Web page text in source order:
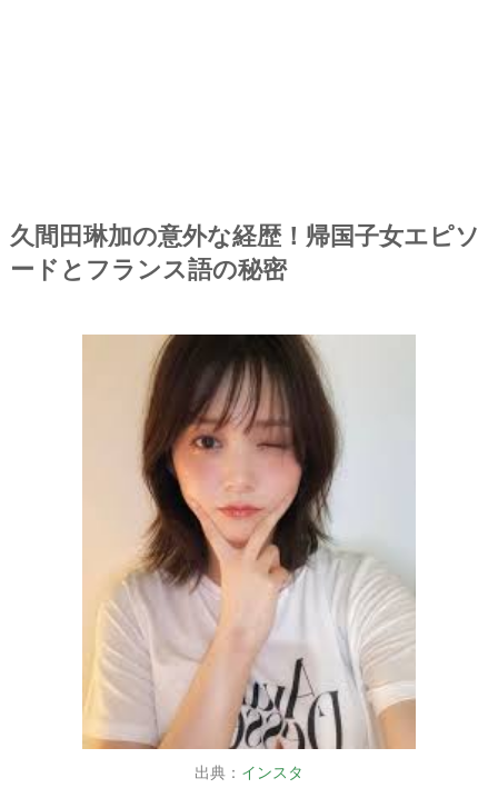
久間田琳加の意外な経歴！帰国子女エピソ
ードとフランス語の秘密
出典： インスタ